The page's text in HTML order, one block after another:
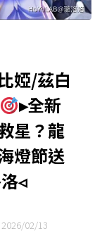
婭/茲白
▸全新
星？龍
燈節送
◃
02/13